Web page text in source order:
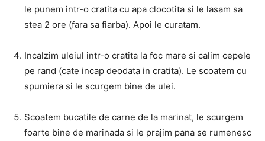
le punem intr-o cratita cu apa clocotita si le lasam sa
stea 2 ore (fara sa fiarba). Apoi le curatam.
Incalzim uleiul intr-o cratita la foc mare si calim cepele
pe rand (cate incap deodata in cratita). Le scoatem cu
spumiera si le scurgem bine de ulei.
Scoatem bucatile de carne de la marinat, le scurgem
foarte bine de marinada si le prajim pana se rumenesc